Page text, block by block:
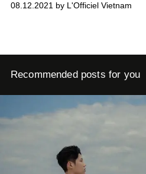
08.12.2021 by L'Officiel Vietnam
Recommended posts for you